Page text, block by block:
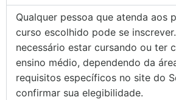
Qualquer pessoa que atenda aos
curso escolhido pode se
necessário estar cursando ou ter
ensino médio, dependendo da
requisitos específicos no site do
confirmar sua elegibilidade.